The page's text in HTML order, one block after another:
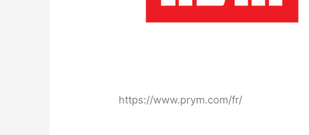
https://www.prym.com/fr/